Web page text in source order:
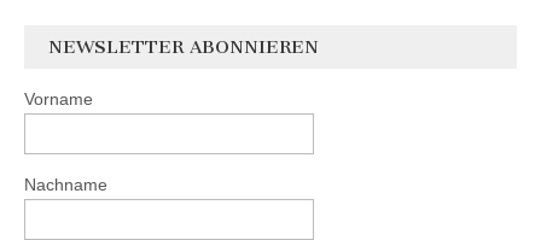
NEWSLETTER ABONNIEREN
Vorname
Nachname